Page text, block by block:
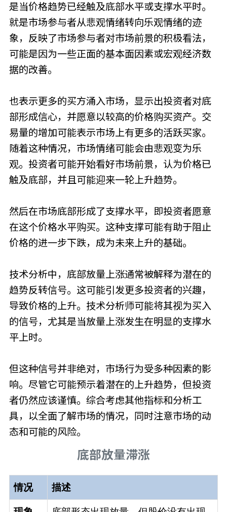
是当价格趋势已经触及底部水平或支撑水平时。
就是市场参与者从悲观情绪转向乐观情绪的迹
象，反映了市场参与者对市场前景的积极看法，
可能是因为一些正面的基本面因素或宏观经济数
据的改善。
也表示更多的买方涌入市场，显示出投资者对底
部形成信心，并愿意以较高的价格购买资产。交
易量的增加可能表示市场上有更多的活跃买家。
随着这种情况，市场情绪可能会由悲观变为乐
观。投资者可能开始看好市场前景，认为价格已
触及底部，并且可能迎来一轮上升趋势。
然后在市场底部形成了支撑水平，即投资者愿意
在这个价格水平购买。这种支撑可能有助于阻止
价格的进一步下跌，成为未来上升的基础。
技术分析中，底部放量上涨通常被解释为潜在的
趋势反转信号。这可能引发更多投资者的兴趣，
导致价格的上升。技术分析师可能将其视为买入
的信号，尤其是当放量上涨发生在明显的支撑水
平上时。
但这种信号并非绝对，市场行为受多种因素的影
响。尽管它可能预示着潜在的上升趋势，但投资
者仍然应该谨慎。综合考虑其他指标和分析工
具，以全面了解市场的情况，同时注意市场的动
态和可能的风险。
底部放量滞涨
情况 描述